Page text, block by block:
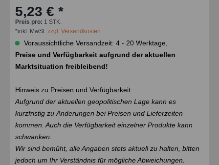
5,23 € *
Preis pro: 1 STK.
*inkl. MwSt. zzgl. Versandkosten
Voraussichtliche Versandzeit: 4 - 20 Werktage,
Preise und Verfügbarkeit aufgrund der aktuellen
Marktsituation freibleibend!
Hinweis zu Preisen und Verfügbarkeit:
Aufgrund der aktuellen geopolitischen Lage kann es
kurzfristig zu Änderungen bei Preisen und Lieferzeiten
kommen. Auch die Verfügbarkeit einzelner Produkte kann
schwanken.
Wir sind bemüht, alle Angaben stets aktuell zu halten, bitten
jedoch um Ihr Verständnis für mögliche Abweichungen.